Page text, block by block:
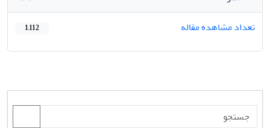
تعداد مشاهده مقاله
1,112